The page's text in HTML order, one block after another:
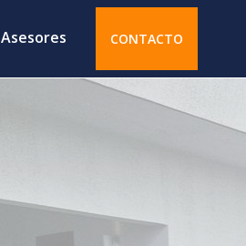
Asesores CONTACTO